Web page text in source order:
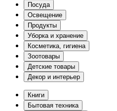
Посуда
Освещение
Продукты
Уборка и хранение
Косметика, гигиена
Зоотовары
Детские товары
Декор и интерьер
Книги
Бытовая техника